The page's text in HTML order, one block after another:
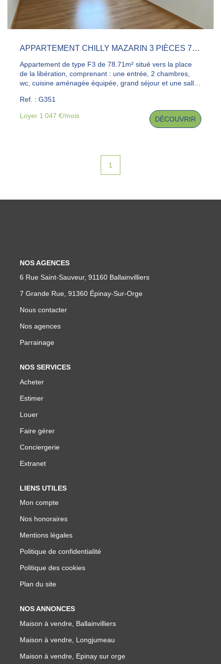
APPARTEMENT CHILLY MAZARIN 3 PIÈCES 78.71 M2
Appartement de type F3 de 78.71m² situé vers la place
de la libération, comprenant : une entrée, 2 chambres,
wc, cuisine aménagée équipée, grand séjour et une salle
provision charges (eau froide + communs) Dépôt de
garantie : 1007.36€ - Honoraires agence : 1023.23€
(787.10€ + 236.13€) IMPORTANT : Aucune visite ne sera
effectuée sans un dossier complet déposé sur
Ref. : G351
Loyer 1 047 €/mois DÉCOUVRIR
1
NOS AGENCES
6 Rue Saint-Sauveur, 91160 Ballainvilliers
7 Grande Rue, 91360 Épinay-Sur-Orge
Nous contacter
Nos agences
Parrainage
NOS SERVICES
Acheter
Estimer
Louer
Faire gérer
Conciergerie
Extranet
LIENS UTILES
Mon compte
Nos honoraires
Mentions légales
Politique de confidentialité
Politique des cookies
Plan du site
NOS ANNONCES
Maison à vendre, Ballainvilliers
Maison à vendre, Longjumeau
Maison à vendre, Epinay sur orge